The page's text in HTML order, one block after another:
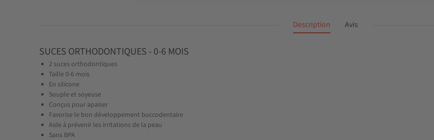
Description Avis
SUCES ORTHODONTIQUES - 0-6 MOIS
2 suces orthodontiques
Taille 0-6 mois
En silicone
Souple et soyeuse
Conçus pour apaiser
Favorise le bon développement buccodentaire
Aide à prévenir les irritations de la peau
Sans BPA